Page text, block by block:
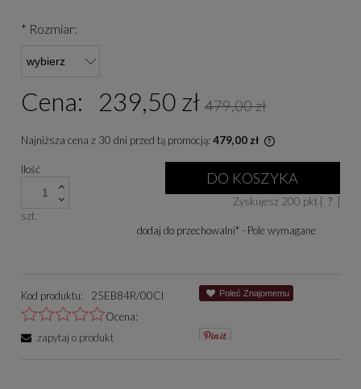
* Rozmiar:
Cena: 239,50 zł 479,00 zł
Najniższa cena z 30 dni przed tą promocją: 479,00 zł
niż 30 dni,
cena od
się w sprzedaży.
Ilość
szt.
DO KOSZYKA
Zyskujesz 200 pkt [ ? ]
dodaj do przechowalni* - Pole wymagane
Kod produktu:
25EB84R/00CI
Ocena:
zapytaj o produkt
Poleć Znajomemu